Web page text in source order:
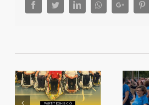
FacebookTwitterLinkedInWhatsappGoogle+